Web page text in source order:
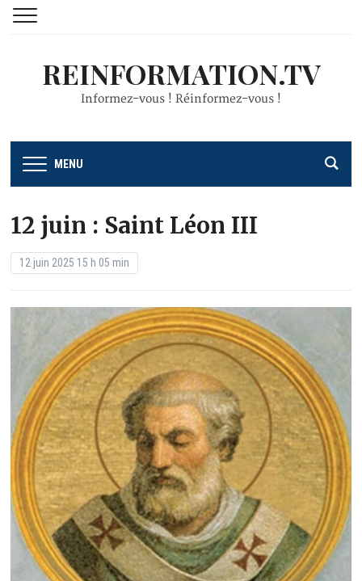
REINFORMATION.TV
Informez-vous ! Réinformez-vous !
MENU
12 juin : Saint Léon III
12 juin 2025 15 h 05 min